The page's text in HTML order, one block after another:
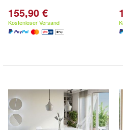
155,90 €
Kostenloser Versand